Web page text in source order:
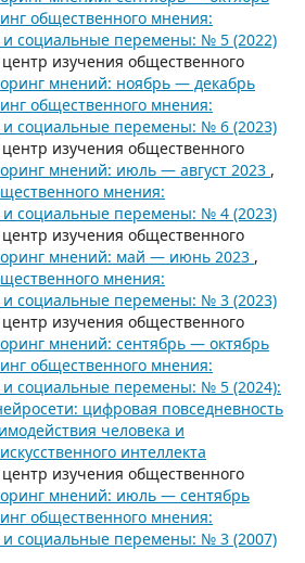
общественного мнения:
и социальные перемены: № 5 (2022)
изучения общественного
мнений: ноябрь — декабрь
общественного мнения:
и социальные перемены: № 6 (2023)
изучения общественного
мнений: июль — август 2023 ,
мнения:
и социальные перемены: № 4 (2023)
изучения общественного
мнений: май — июнь 2023 ,
мнения:
и социальные перемены: № 3 (2023)
изучения общественного
мнений: сентябрь — октябрь
общественного мнения:
и социальные перемены: № 5 (2024):
цифровая повседневность
человека и
интеллекта
изучения общественного
мнений: июль — сентябрь
общественного мнения:
и социальные перемены: № 3 (2007)